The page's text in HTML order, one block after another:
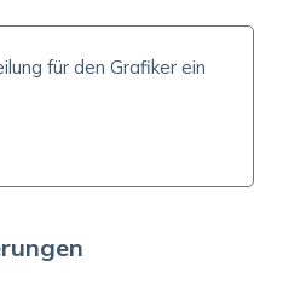
, rufen Sie uns an unter+43
Fr 8-16:30. Wir helfen